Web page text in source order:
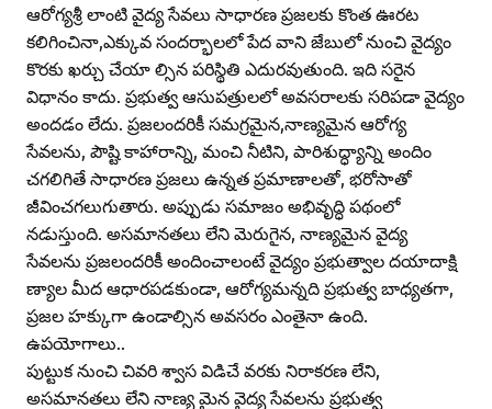
ఆరోగ్యశ్రీ లాంటి వైద్య సేవలు సాధారణ ప్రజలకు కొంత ఊరట
కలిగించినా,ఎక్కువ సందర్భాలలో పేద వాని జేబులో నుంచి వైద్యం
కొరకు ఖర్చు చేయా ల్సిన పరిస్థితి ఎదురవుతుంది. ఇది సరైన
విధానం కాదు. ప్రభుత్వ ఆసుపత్రులలో అవసరాలకు సరిపడా వైద్యం
అందడం లేదు. ప్రజలందరికీ సమగ్రమైన,నాణ్యమైన ఆరోగ్య
సేవలను, పౌష్టి కాహారాన్ని, మంచి నీటిని, పారిశుద్ధ్యాన్ని అందిం
చగలిగితే సాధారణ ప్రజలు ఉన్నత ప్రమాణాలతో, భరోసాతో
జీవించగలుగుతారు. అప్పుడు సమాజం అభివృద్ధి పథంలో
నడుస్తుంది. అసమానతలు లేని మెరుగైన, నాణ్యమైన వైద్య
సేవలను ప్రజలందరికీ అందించాలంటే వైద్యం ప్రభుత్వాల దయాదాక్షి
ణ్యాల మీద ఆధారపడకుండా, ఆరోగ్యమన్నది ప్రభుత్వ బాధ్యతగా,
ప్రజల హక్కుగా ఉండాల్సిన అవసరం ఎంతైనా ఉంది.
ఉపయోగాలు..
పుట్టుక నుంచి చివరి శ్వాస విడిచే వరకు నిరాకరణ లేని,
అసమానతలు లేని నాణ్య మైన వైద్య సేవలను ప్రభుత్వ